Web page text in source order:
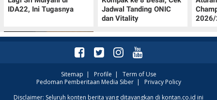
IDA22, Ini Tugasnya
Jadwal Tanding ONIC
dan Vitality
2026/
Jadwal Persija vs Arema
Sitemap | Profile | Term of Use
Pedoman Pemberitaan Media Siber| Privacy Policy
Disclaimer: Seluruh konten berita yang ditayangkan di kontan.co.id ini